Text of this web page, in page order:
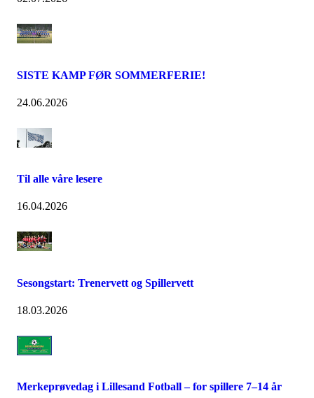
SISTE KAMP FØR SOMMERFERIE!
24.06.2026
Til alle våre lesere
16.04.2026
Sesongstart: Trenervett og Spillervett
18.03.2026
Merkeprøvedag i Lillesand Fotball – for spillere 7–14 år